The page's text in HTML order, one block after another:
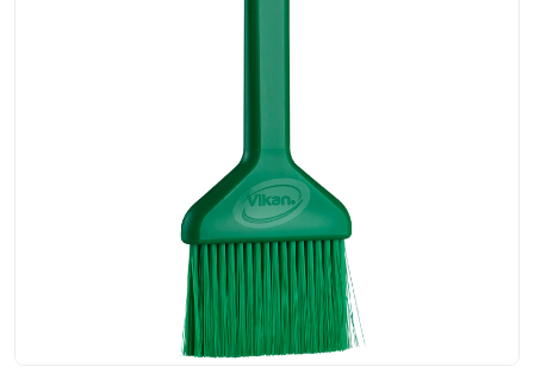
Råvaruhantering & lagring